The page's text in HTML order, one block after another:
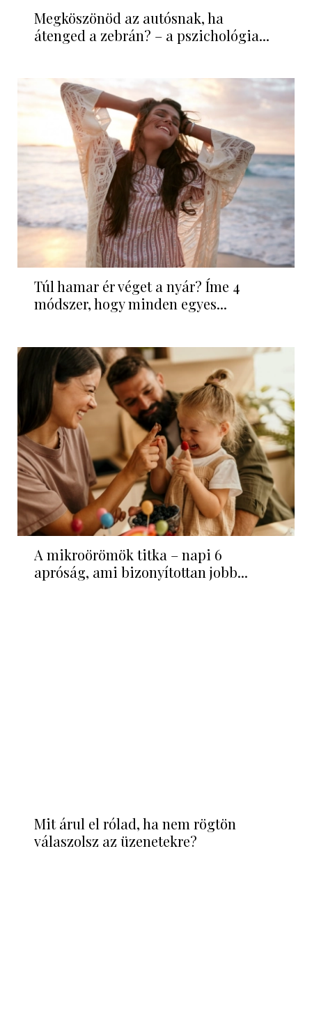
Megköszönöd az autósnak, ha
átenged a zebrán? – a pszichológia...
Túl hamar ér véget a nyár? Íme 4
módszer, hogy minden egyes...
A mikroörömök titka – napi 6
apróság, ami bizonyítottan jobb...
Mit árul el rólad, ha nem rögtön
válaszolsz az üzenetekre?